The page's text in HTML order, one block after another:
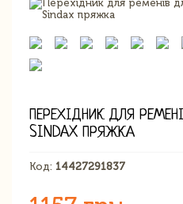
ПЕРЕХІДНИК ДЛЯ
SINDAX ПРЯЖКА
Код: 14427291837